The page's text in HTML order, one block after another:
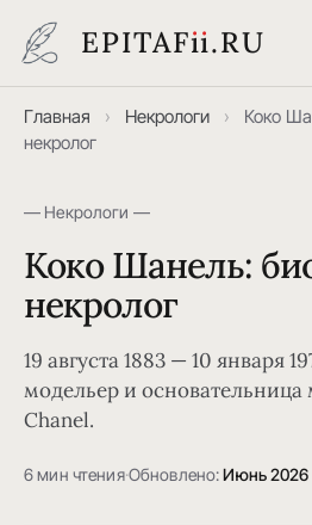
EPITAFii.RU
Главная › Некрологи ›
Коко
некролог
— Некрологи —
Коко Шанель:
некролог
19 августа 1883 — 10 января
модельер и
Chanel.
6 мин чтения·Обновлено:Июнь 2026